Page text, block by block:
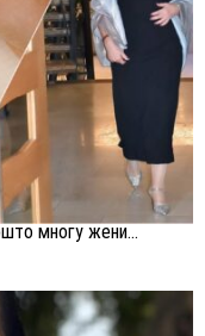
многу жени...